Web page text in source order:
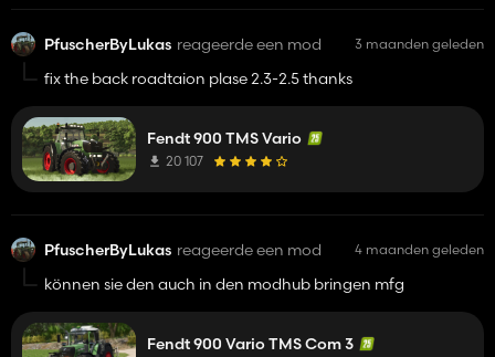
PfuscherByLukas reageerde een mod 3 maanden geleden
fix the back roadtaion plase 2.3-2.5 thanks
Fendt 900 TMS Vario
20 107
PfuscherByLukas reageerde een mod 4 maanden geleden
können sie den auch in den modhub bringen mfg
Fendt 900 Vario TMS Com 3